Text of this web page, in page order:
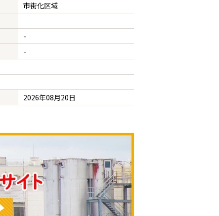
市街化区域
-
-
2026年08月20日